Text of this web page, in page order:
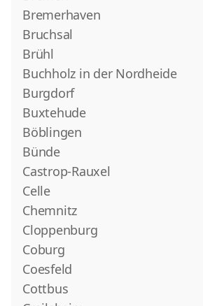
Bremerhaven
Bruchsal
Brühl
Buchholz in der Nordheide
Burgdorf
Buxtehude
Böblingen
Bünde
Castrop-Rauxel
Celle
Chemnitz
Cloppenburg
Coburg
Coesfeld
Cottbus